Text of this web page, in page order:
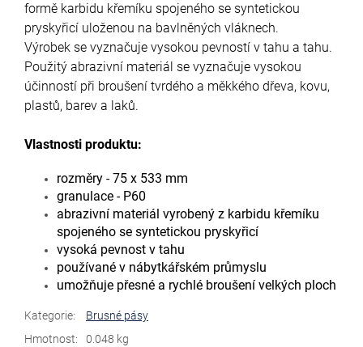
formě karbidu křemíku spojeného se syntetickou
pryskyřicí uloženou na bavlněných vláknech.
Výrobek se vyznačuje vysokou pevností v tahu a tahu.
Použitý abrazivní materiál se vyznačuje vysokou
účinností při broušení tvrdého a měkkého dřeva, kovu,
plastů, barev a laků.
Vlastnosti produktu:
rozměry - 75 x 533 mm
granulace - P60
abrazivní materiál vyrobený z karbidu křemíku
spojeného se syntetickou pryskyřicí
vysoká pevnost v tahu
používané v nábytkářském průmyslu
umožňuje přesné a rychlé broušení velkých ploch
Kategorie:
Brusné pásy
Hmotnost:
0.048 kg